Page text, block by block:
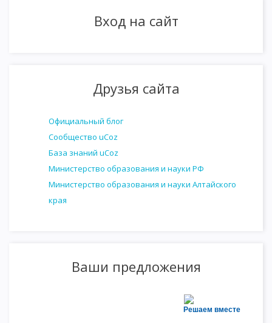
Вход на сайт
Друзья сайта
Официальный блог
Сообщество uCoz
База знаний uCoz
Министерство образования и науки РФ
Министерство образования и науки Алтайского
края
Ваши предложения
Решаем вместе